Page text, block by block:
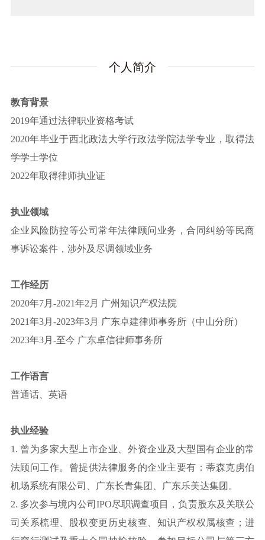
个人简介
教育背景
2019年通过法律职业资格考试
2020年毕业于西北政法大学行政法学院法学专业，取得法
学学士学位
2022年取得律师执业证
执业领域
企业风险防控等公司常年法律顾问业务，合同纠纷等民商
事诉讼案件，涉外及尽调领域业务
工作经历
2020年7月-2021年2月 广州知识产权法院
2021年3月-2023年3月 广东卓建律师事务所（中山分所）
2023年3月-至今 广东卓信律师事务所
工作语言
普通话、英语
执业经验
1. 曾为多家大型上市企业、外资企业及大型国有企业的常
法顾问工作。曾提供法律服务的企业主要有：蒂森克虏伯
机场系统有限公司、广东长青集团、广东乐美达集团。
2. 多次参与境内公司IPO尽职调查项目，负责股东及关联公
司关系梳理、股权变更历史核查、知识产权权属核查；进